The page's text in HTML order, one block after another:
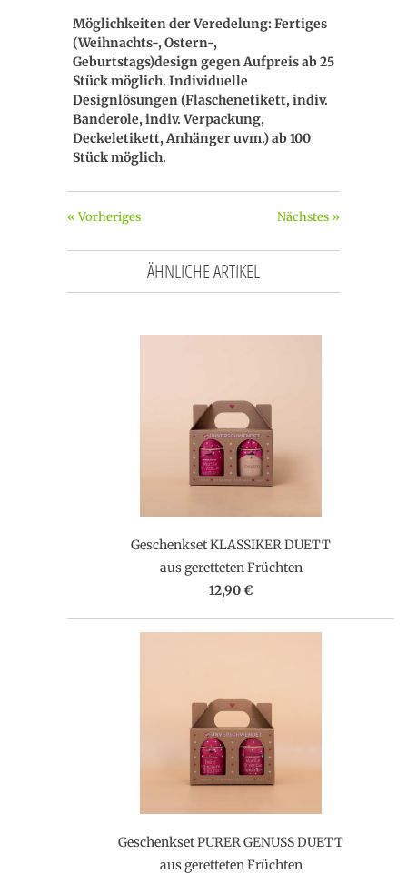
Möglichkeiten der Veredelung: Fertiges
(Weihnachts-, Ostern-,
Geburtstags)design gegen Aufpreis ab 25
Stück möglich. Individuelle
Designlösungen (Flaschenetikett, indiv.
Banderole, indiv. Verpackung,
Deckeletikett, Anhänger uvm.) ab 100
Stück möglich.
Nächstes »
« Vorheriges
ÄHNLICHE ARTIKEL
Geschenkset KLASSIKER DUETT
aus geretteten Früchten
12,90 €
Geschenkset PURER GENUSS DUETT
aus geretteten Früchten